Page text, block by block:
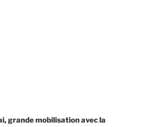
grande mobilisation avec la